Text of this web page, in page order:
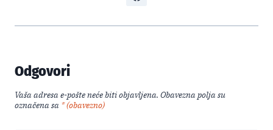
Odgovori
Vaša adresa e-pošte neće biti objavljena. Obavezna polja su
označena sa * (obavezno)